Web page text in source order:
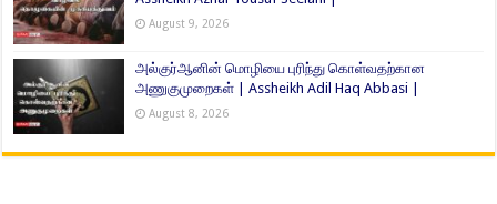
August 9, 2026
அல்குர்ஆனின் மொழியை புரிந்து கொள்வதற்கான
அணுகுமுறைகள் | Assheikh Adil Haq Abbasi |
August 8, 2026